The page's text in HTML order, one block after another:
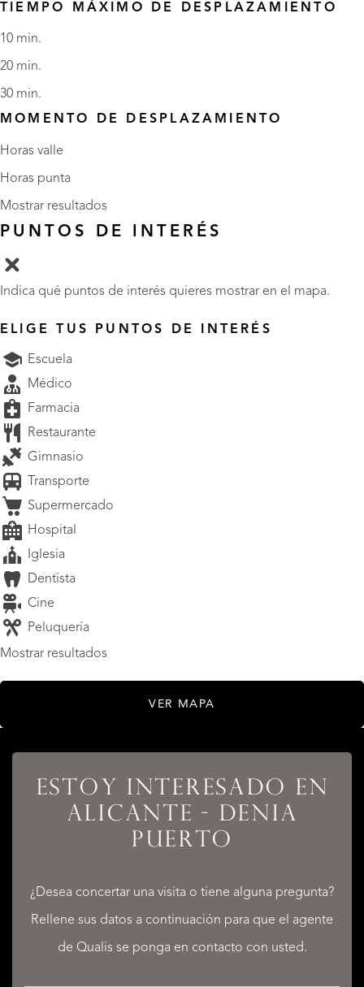
TIEMPO MÁXIMO DE DESPLAZAMIENTO
10 min.
20 min.
30 min.
MOMENTO DE DESPLAZAMIENTO
Horas valle
Horas punta
Mostrar resultados
PUNTOS DE INTERÉS
Indica qué puntos de interés quieres mostrar en el mapa.
ELIGE TUS PUNTOS DE INTERÉS
Escuela
Médico
Farmacia
Restaurante
Gimnasio
Transporte
Supermercado
Hospital
Iglesia
Dentista
Cine
Peluquería
Mostrar resultados
VER MAPA
ESTOY INTERESADO EN
ALICANTE - DENIA
PUERTO
¿Desea concertar una visita o tiene alguna pregunta?
Rellene sus datos a continuación para que el agente
de Qualis se ponga en contacto con usted.
LISTADOS